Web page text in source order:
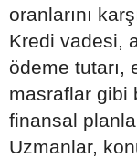
oranlarını
Kredi vadesi,
ödeme tutarı,
masraflar gibi
finansal
Uzmanlar,